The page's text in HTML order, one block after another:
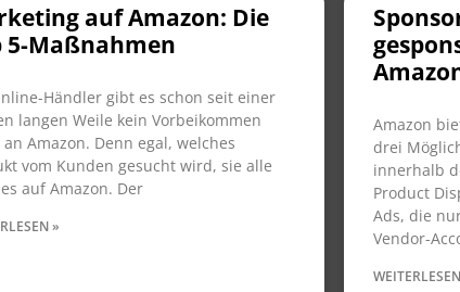
auf Amazon: Die
5-Maßnahmen
Händler gibt es schon seit einer
langen Weile kein Vorbeikommen
Amazon. Denn egal, welches
vom Kunden gesucht wird, sie alle
auf Amazon. Der
»
Amazon
drei
innerhalb
Product
Ads, die
Vendor-